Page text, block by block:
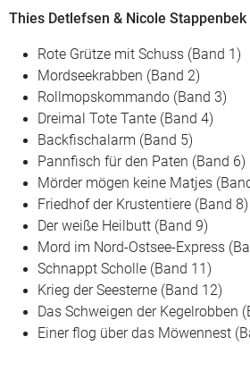
Thies Detlefsen & Nicole Stappenbek
Rote Grütze mit Schuss (Band 1)
Mordseekrabben (Band 2)
Rollmopskommando (Band 3)
Dreimal Tote Tante (Band 4)
Backfischalarm (Band 5)
Pannfisch für den Paten (Band 6)
Mörder mögen keine Matjes
Friedhof der Krustentiere (Band 8)
Der weiße Heilbutt (Band 9)
Mord im Nord-Ostsee-Express
Schnappt Scholle (Band 11)
Krieg der Seesterne (Band 12)
Das Schweigen der Kegelrobben
Einer flog über das Möwennest